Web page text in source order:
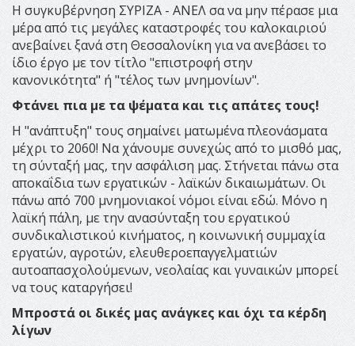
Η συγκυβέρνηση ΣΥΡΙΖΑ - ΑΝΕΛ σα να μην πέρασε μια
μέρα από τις μεγάλες καταστροφές του καλοκαιριού
ανεβαίνει ξανά στη Θεσσαλονίκη για να ανεβάσει το
ίδιο έργο με τον τίτλο "επιστροφή στην
κανονικότητα" ή "τέλος των μνημονίων".
Φτάνει πια με τα ψέματα και τις απάτες τους!
Η "ανάπτυξη" τους σημαίνει ματωμένα πλεονάσματα
μέχρι το 2060! Να χάνουμε συνεχώς από το μισθό μας,
τη σύνταξή μας, την ασφάλιση μας. Στήνεται πάνω στα
αποκαΐδια των εργατικών - λαϊκών δικαιωμάτων. Οι
πάνω από 700 μνημονιακοί νόμοι είναι εδώ. Μόνο η
λαϊκή πάλη, με την ανασύνταξη του εργατικού
συνδικαλιστικού κινήματος, η κοινωνική συμμαχία
εργατών, αγροτών, ελευθεροεπαγγελματιών
αυτοαπασχολούμενων, νεολαίας και γυναικών μπορεί
να τους καταργήσει!
Μπροστά οι δικές μας ανάγκες και όχι τα κέρδη
λίγων